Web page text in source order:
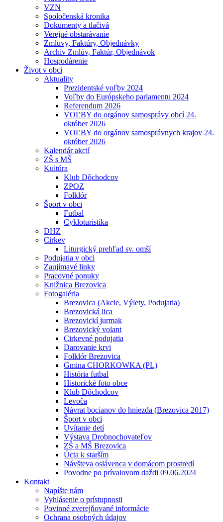
VZN
Spoločenská kronika
Dokumenty a tlačivá
Verejné obstarávanie
Zmluvy, Faktúry, Objednávky
Archív Zmlúv, Faktúr, Objednávok
Hospodárenie
Život v obci
Aktuality
Prezidentské voľby 2024
Voľby do Európskeho parlamentu 2024
Referendum 2026
VOĽBY do orgánov samosprávy obcí 24.
október 2026
VOĽBY do orgánov samosprávnych krajov 24.
október 2026
Kalendár akcií
ZŠ s MŠ
Kultúra
Klub Dôchodcov
ZPOZ
Folklór
Šport v obci
Futbal
Cykloturistika
DHZ
Cirkev
Liturgický prehľad sv. omší
Podujatia v obci
Zaujímavé linky
Pracovné ponuky
Knižnica Brezovica
Fotogaléria
Brezovica (Akcie, Výlety, Podujatia)
Brezovická lica
Brezovickí jurmak
Brezovický volant
Cirkevné podujatia
Darovanie krvi
Folklór Brezovica
Gmina CHORKOWKA (PL)
História futbal
Historické foto obce
Klub Dôchodcov
Levoča
Návrat bocianov do hniezda (Brezovica 2017)
Šport v obci
Uvítanie detí
Výstava Drobnochovateľov
ZŠ a MŠ Brezovica
Úcta k starším
Návšteva oslávenca v domácom prostredí
Povodne po prívalovom daždi 09.06.2024
Kontakt
Napíšte nám
Vyhlásenie o prístupnosti
Povinné zverejňované informácie
Ochrana osobných údajov